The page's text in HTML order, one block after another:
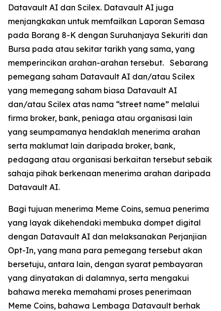
Datavault AI dan Scilex. Datavault AI juga
menjangkakan untuk memfailkan Laporan Semasa
pada Borang 8-K dengan Suruhanjaya Sekuriti dan
Bursa pada atau sekitar tarikh yang sama, yang
memperincikan arahan-arahan tersebut. Sebarang
pemegang saham Datavault AI dan/atau Scilex
yang memegang saham biasa Datavault AI
dan/atau Scilex atas nama “street name” melalui
firma broker, bank, peniaga atau organisasi lain
yang seumpamanya hendaklah menerima arahan
serta maklumat lain daripada broker, bank,
pedagang atau organisasi berkaitan tersebut sebaik
sahaja pihak berkenaan menerima arahan daripada
Datavault AI.
Bagi tujuan menerima Meme Coins, semua penerima
yang layak dikehendaki membuka dompet digital
dengan Datavault AI dan melaksanakan Perjanjian
Opt-In, yang mana para pemegang tersebut akan
bersetuju, antara lain, dengan syarat pembayaran
yang dinyatakan di dalamnya, serta mengakui
bahawa mereka memahami proses penerimaan
Meme Coins, bahawa Lembaga Datavault berhak